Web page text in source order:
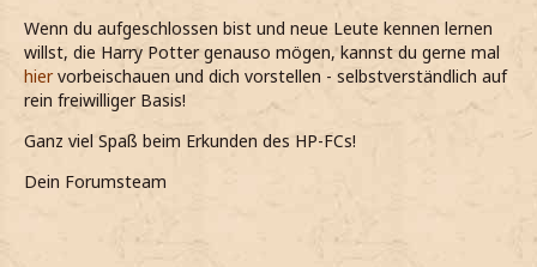
Wenn du aufgeschlossen bist und neue Leute kennen lernen
willst, die Harry Potter genauso mögen, kannst du gerne mal
hiervorbeischauen und dich vorstellen - selbstverständlich auf
rein freiwilliger Basis!
Ganz viel Spaß beim Erkunden des HP-FCs!
Dein Forumsteam